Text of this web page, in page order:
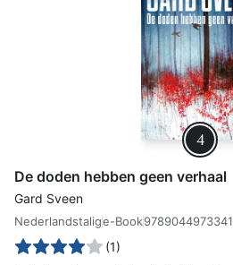
4
De doden hebben geen verhaal
Gard Sveen
Nederlandstalige-Book9789044973341
(1)